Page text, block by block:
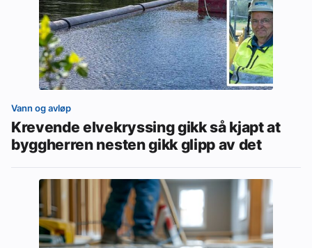
Vann og avløp
Krevende elvekryssing gikk så kjapt at
byggherren nesten gikk glipp av det